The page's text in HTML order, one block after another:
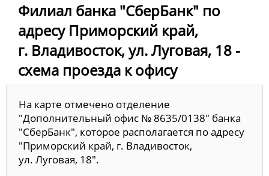
Филиал банка "СберБанк" по
адресу Приморский край,
г. Владивосток, ул. Луговая, 18 -
схема проезда к офису
На карте отмечено отделение
"Дополнительный офис № 8635/0138" банка
"СберБанк", которое располагается по адресу
"Приморский край, г. Владивосток,
ул. Луговая, 18".